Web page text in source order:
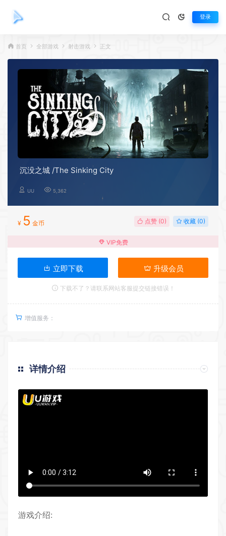
登录
首页 全部游戏 射击游戏 正文
沉没之城 /The Sinking City
UU 5,362
¥ 5 金币 点赞 (0) 收藏 (0)
VIP免费
立即下载 升级会员
下载不了？请联系网站客服提交链接错误！
增值服务：
详情介绍
游戏介绍: